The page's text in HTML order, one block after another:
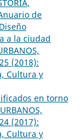
de
a la ciudad
(2018):
Cultura y
en torno
(2017):
Cultura y